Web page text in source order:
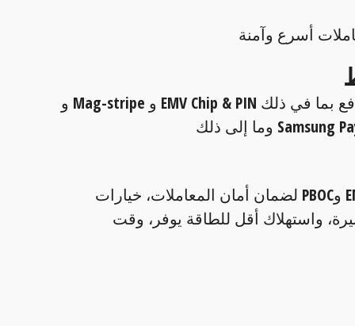
دعم جميع طرق الدفع بما في ذلك EMV Chip & PIN و Mag-stripe و
معتمدة من PCI وEMV وPBOC لضمان أمان المعاملات، خيارات
واستهلاك أقل للطاقة يوفر، وقت